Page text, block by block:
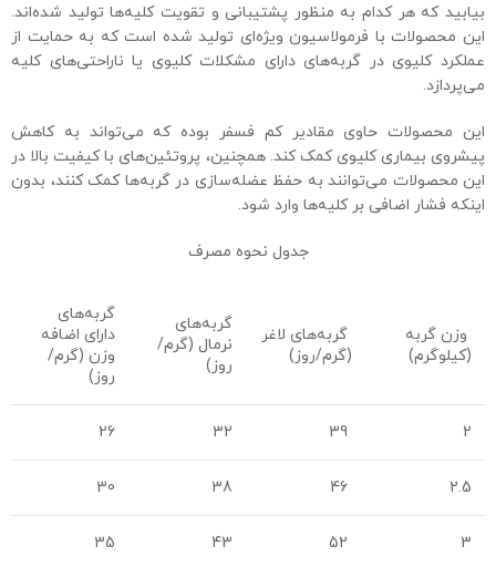
بیابید که هر کدام به منظور پشتیبانی و تقویت کلیه‌ها تولید شده‌اند.
این محصولات با فرمولاسیون ویژه‌ای تولید شده است که به حمایت از
عملکرد کلیوی در گربه‌های دارای مشکلات کلیوی یا ناراحتی‌های کلیه
می‌پردازد.
این محصولات حاوی مقادیر کم فسفر بوده که می‌تواند به کاهش
پیشروی بیماری کلیوی کمک کند. همچنین، پروتئین‌های با کیفیت بالا در
این محصولات می‌توانند به حفظ عضله‌سازی در گربه‌ها کمک کنند، بدون
اینکه فشار اضافی بر کلیه‌ها وارد شود.
جدول نحوه مصرف
وزن گربه
(کیلوگرم)
گربه‌های لاغر
(گرم/روز)
گربه‌های
نرمال (گرم/
روز)
گربه‌های
دارای اضافه
وزن (گرم/
روز)
2
32
26
2.5
38
30
3
43
35